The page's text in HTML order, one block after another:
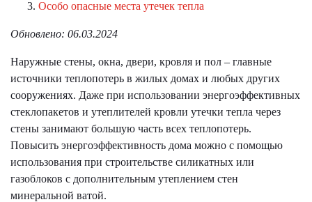
Особо опасные места утечек тепла
Обновлено: 06.03.2024
Наружные стены, окна, двери, кровля и пол – главные
источники теплопотерь в жилых домах и любых других
сооружениях. Даже при использовании энергоэффективных
стеклопакетов и утеплителей кровли утечки тепла через
стены занимают большую часть всех теплопотерь.
Повысить энергоэффективность дома можно с помощью
использования при строительстве силикатных или
газоблоков с дополнительным утеплением стен
минеральной ватой.